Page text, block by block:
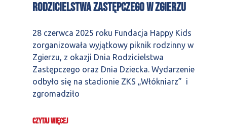
Rodzicielstwa Zastępczego w Zgierzu
28 czerwca 2025 roku Fundacja Happy Kids
zorganizowała wyjątkowy piknik rodzinny w
Zgierzu, z okazji Dnia Rodzicielstwa
Zastępczego oraz Dnia Dziecka. Wydarzenie
odbyło się na stadionie ZKS „Włókniarz” i
zgromadziło
CZYTAJ WIĘCEJ